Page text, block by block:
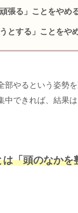
張る」ことをやめる
とする」ことをや
部やるという姿勢
中できれば、結果
は「頭のなかを